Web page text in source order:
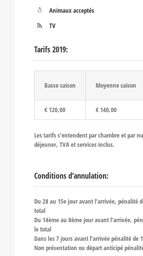
Animaux acceptés
TV
Tarifs 2019:
Basse saison Moyenne saison
€ 120,00 € 140,00
Les tarifs s’entendent par chambre et par
déjeuner, TVA et services inclus.
Conditions d’annulation:
Du 28 au 15e jour avant l’arrivée, pénalité
total
Du 14ème au 8ème jour avant l’arrivée,
le total
Dans les 7 jours avant l’arrivée pénalité de
Non présentation ou départ anticipé